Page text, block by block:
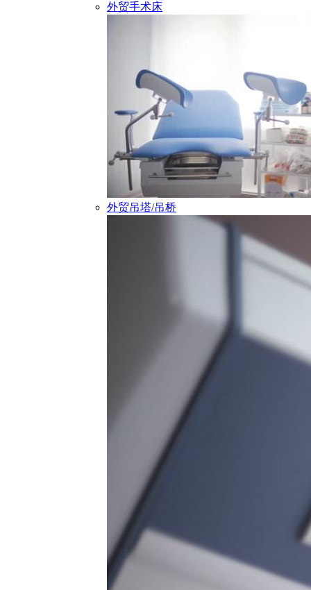
外贸手术床
外贸吊塔/吊桥